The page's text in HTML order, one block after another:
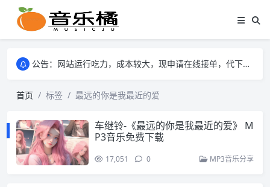
公告：网站运行吃力，成本较大，现申请在线接单，代下mp3格式的音乐歌曲。
公告：网站运行吃力，成本较大，现申请在线接单，代下mp3格式的音乐歌曲。
首页 标签 最远的你是我最近的爱
车继铃-《最远的你是我最近的爱》 M
P3音乐免费下载
17,051 0 MP3音乐分享